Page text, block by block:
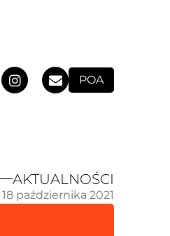
POA
AKTUALNOŚCI
18 października 2021